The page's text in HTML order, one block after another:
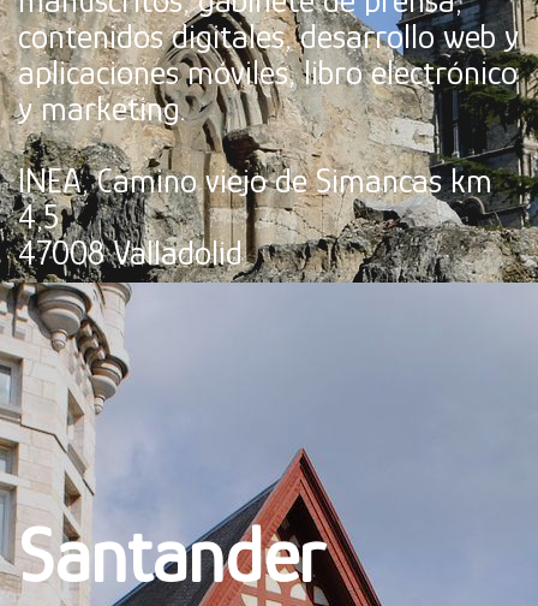
contenidos digitales, desarrollo web y
aplicaciones móviles, libro electrónico
y marketing.
INEA, Camino viejo de Simancas km
4,5
47008 Valladolid
Santander